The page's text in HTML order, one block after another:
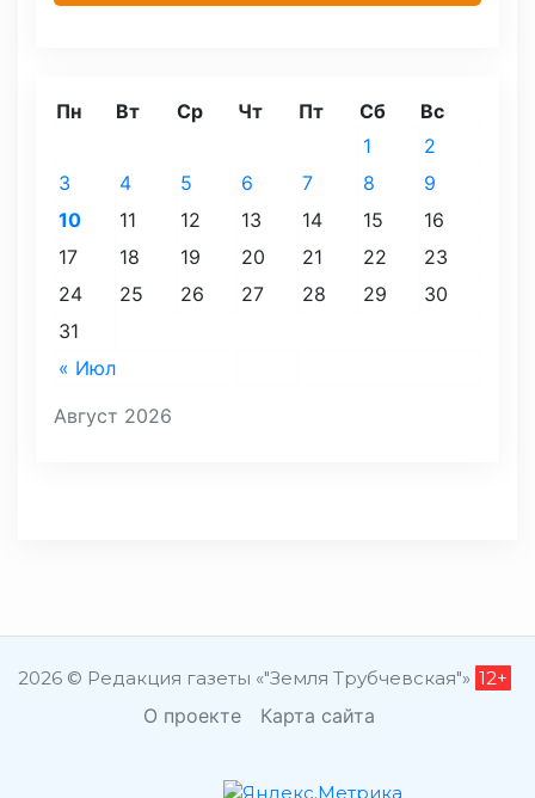
Август 2026
Пн Вт Ср Чт Пт Сб Вс
« Июл
1
2
3
4 5 6 7 8
9
10
11 12 13 14 15
16
17
18 19 20 21 22
23
24
25 26 27 28 29
30
31
2026 © Редакция газеты «"Земля Трубчевская"» 12+
О проекте Карта сайта